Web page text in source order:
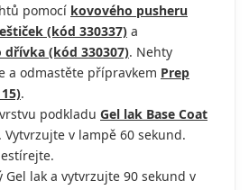
pomocí kovového pusheru
(kód 330337) a
dřívka (kód 330307). Nehty
a odmastěte přípravkem Prep
.
podkladu Gel lak Base Coat
. Vytvrzujte v lampě 60 sekund.
Gel lak a vytvrzujte 90 sekund v